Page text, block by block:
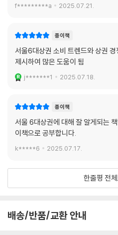
이 하이스트리트를 이룬다. 그뿐 아니
며 변신을 거듭한다. 사람이 모이고 거
풀어놓는 저자의 이야기는 결국 상권
급격히 변화하는 리테일 시장으로 혼
소비자 경험의 변화, 브랜드의 공간 전
f*********a 2025.07.21.
종이책
서울6대상권 소비 트렌드와 상권
제시하여 많은 도움이 됨
j*******1 2025.07.18.
종이책
서울 6대상권에 대해 잘 알게되는
이책으로 공부합니다.
k*****6 2025.07.17.
한줄평 전체
배송/반품/교환 안내